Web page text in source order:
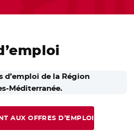
d’emploi de la Région
Méditerranée.
AUX OFFRES D’EMPLOI